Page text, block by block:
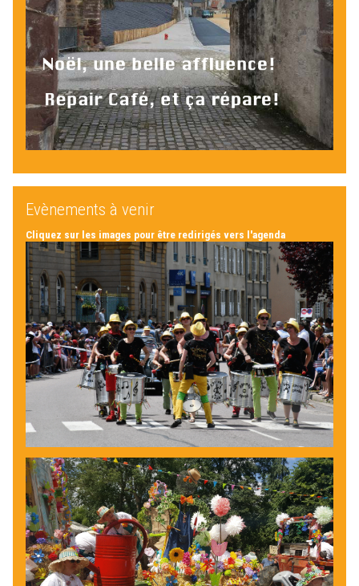
Evènements à venir
Cliquez sur les images pour être redirigés vers l'agenda